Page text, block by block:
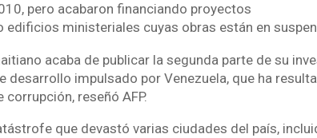
pero acabaron financiando proyectos
edificios ministeriales cuyas obras están en
acaba de publicar la segunda parte de su
desarrollo impulsado por Venezuela, que ha
reseñó AFP.
que devastó varias ciudades del país,